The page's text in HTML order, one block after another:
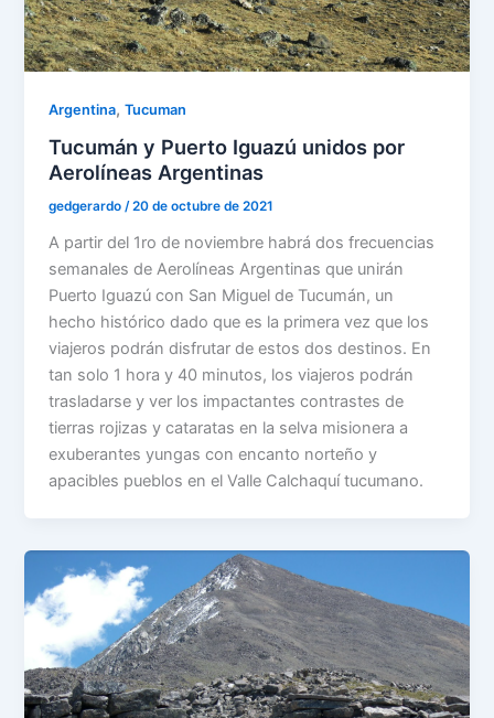
Argentina,Tucuman
Tucumán y Puerto Iguazú unidos por
Aerolíneas Argentinas
gedgerardo/20 de octubre de 2021
A partir del 1ro de noviembre habrá dos frecuencias
semanales de Aerolíneas Argentinas que unirán
Puerto Iguazú con San Miguel de Tucumán, un
hecho histórico dado que es la primera vez que los
viajeros podrán disfrutar de estos dos destinos. En
tan solo 1 hora y 40 minutos, los viajeros podrán
trasladarse y ver los impactantes contrastes de
tierras rojizas y cataratas en la selva misionera a
exuberantes yungas con encanto norteño y
apacibles pueblos en el Valle Calchaquí tucumano.